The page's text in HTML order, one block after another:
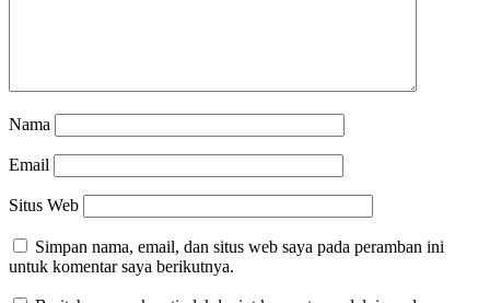
Nama
Email
Situs Web
Simpan nama, email, dan situs web saya pada peramban ini
untuk komentar saya berikutnya.